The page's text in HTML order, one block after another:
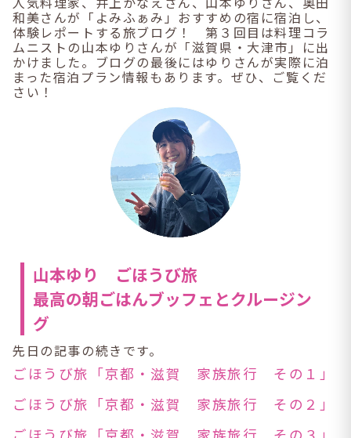
和美さんが「よみふぁみ」おすすめの宿に宿泊し、
体験レポートする旅ブログ！ 第３回目は料理コラ
ムニストの山本ゆりさんが「滋賀県・大津市」に出
かけました。ブログの最後にはゆりさんが実際に泊
まった宿泊プラン情報もあります。ぜひ、ご覧くだ
さい！
山本ゆり ごほうび旅
最高の朝ごはんブッフェとクルージン
グ
先日の記事の続きです。
ごほうび旅「京都・滋賀 家族旅行 その１」
ごほうび旅「京都・滋賀 家族旅行 その２」